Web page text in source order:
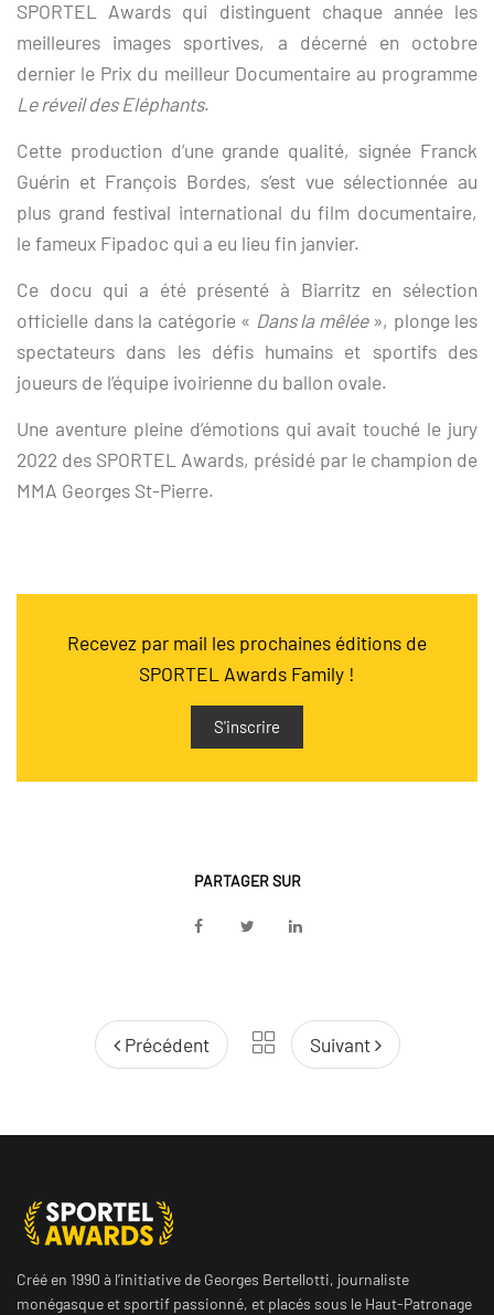
SPORTEL Awards qui distinguent chaque année les
meilleures images sportives, a décerné en octobre
dernier le Prix du meilleur Documentaire au programme
Le réveil des Eléphants.
Cette production d’une grande qualité, signée Franck
Guérin et François Bordes, s’est vue sélectionnée au
plus grand festival international du film documentaire,
le fameux Fipadoc qui a eu lieu fin janvier.
Ce docu qui a été présenté à Biarritz en sélection
officielle dans la catégorie « Dans la mêlée», plonge les
spectateurs dans les défis humains et sportifs des
joueurs de l’équipe ivoirienne du ballon ovale.
Une aventure pleine d’émotions qui avait touché le jury
2022 des SPORTEL Awards, présidé par le champion de
MMA Georges St-Pierre.
Recevez par mail les prochaines éditions de
SPORTEL Awards Family !
S'inscrire
PARTAGER SUR
Précédent Suivant
Créé en 1990 à l’initiative de Georges Bertellotti, journaliste
monégasque et sportif passionné, et placés sous le Haut-Patronage